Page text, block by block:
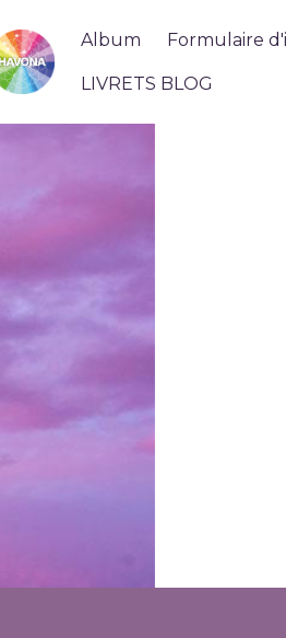
Album Formulaire
LIVRETS BLOG
Galactiques"